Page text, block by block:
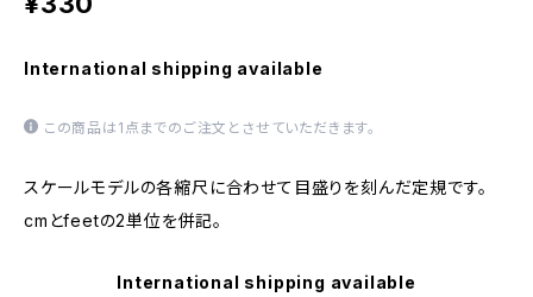
International shipping available
この商品は1点までのご注文とさせていただきます。
スケールモデルの各縮尺に合わせて目盛りを刻んだ定規です。
cmとfeetの2単位を併記。
International shipping available